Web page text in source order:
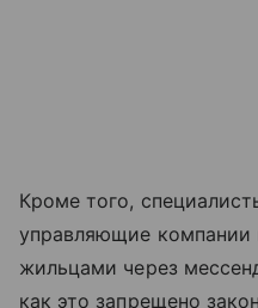
Кроме того,
управляющие компании
жильцами через
как это запрещено